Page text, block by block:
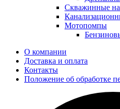
Скважинные
Мотопомпы
О компании
Доставка и оплата
Контакты
Положение об обработке